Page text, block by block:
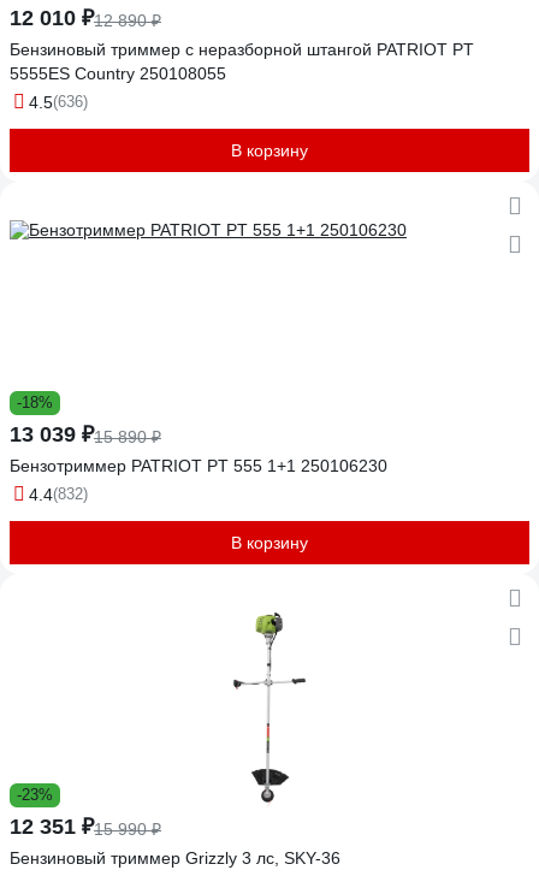
12 010 ₽12 890 ₽
Бензиновый триммер с неразборной штангой PATRIOT PT
5555ES Country 250108055
4.5(636)
В корзину
-18%
13 039 ₽15 890 ₽
Бензотриммер PATRIOT PT 555 1+1 250106230
4.4(832)
В корзину
-23%
12 351 ₽15 990 ₽
Бензиновый триммер Grizzly 3 лс, SKY-36